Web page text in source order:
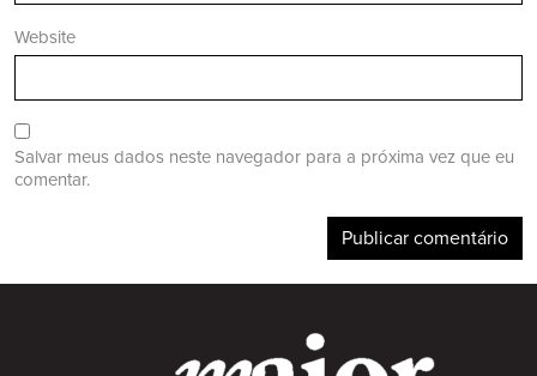
Website
Salvar meus dados neste navegador para a próxima vez que eu
comentar.